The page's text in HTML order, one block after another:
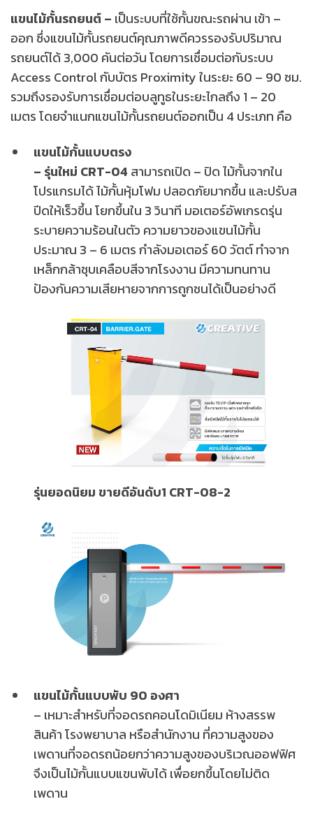
แขนไม้กั้นรถยนต์ – เป็นระบบที่ใช้กั้นขณะรถผ่าน เข้า –
ออก ซึ่งแขนไม้กั้นรถยนต์คุณภาพดีควรรองรับปริมาณ
รถยนต์ได้ 3,000 คันต่อวัน โดยการเชื่อมต่อกับระบบ
Access Control กับบัตร Proximity ในระยะ 60 – 90 ซม.
รวมถึงรองรับการเชื่อมต่อบลูทูธในระยะไกลถึง 1 – 20
เมตร โดยจำแนกแขนไม้กั้นรถยนต์ออกเป็น 4 ประเภท คือ
แขนไม้กั้นแบบตรง
– รุ่นใหม่ CRT-04 สามารถเปิด – ปิด ไม้กั้นจากใน
โปรแกรมได้ ไม้กั้นหุ้มโฟม ปลอดภัยมากขึ้น และปรับส
ปีดให้เร็วขึ้น โยกขึ้นใน 3 วินาที มอเตอร์อัพเกรดรุ่น
ระบายความร้อนในตัว ความยาวของแขนไม้กั้น
ประมาณ 3 – 6 เมตร กำลังมอเตอร์ 60 วัตต์ ทำจาก
เหล็กกล้าชุบเคลือบสีจากโรงงาน มีความทนทาน
ป้องกันความเสียหายจากการถูกชนได้เป็นอย่างดี
รุ่นยอดนิยม ขายดีอันดับ1 CRT-08-2
แขนไม้กั้นแบบพับ 90 องศา
– เหมาะสำหรับที่จอดรถคอนโดมิเนียม ห้างสรรพ
สินค้า โรงพยาบาล หรือสำนักงาน ที่ความสูงของ
เพดานที่จอดรถน้อยกว่าความสูงของบริเวณออฟฟิศ
จึงเป็นไม้กั้นแบบแขนพับได้ เพื่อยกขึ้นโดยไม่ติด
เพดาน